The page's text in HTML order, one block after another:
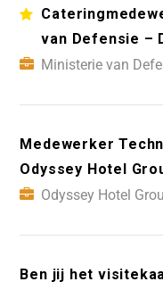
van Defensie –
Ministerie van
Medewerker
Odyssey Hotel
Odyssey Hotel
Ben jij het